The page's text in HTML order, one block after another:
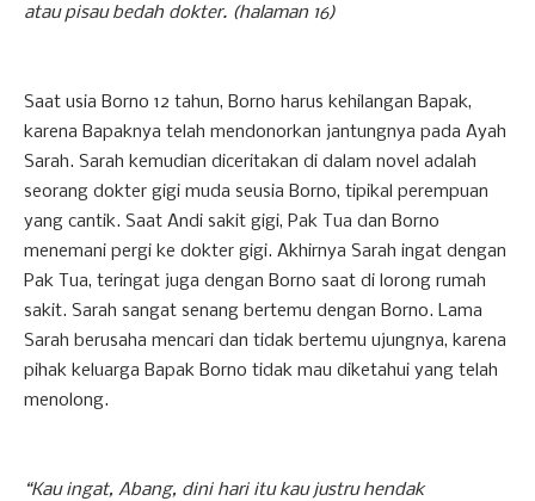
atau pisau bedah dokter. (halaman 16)
Saat usia Borno 12 tahun, Borno harus kehilangan Bapak,
karena Bapaknya telah mendonorkan jantungnya pada Ayah
Sarah. Sarah kemudian diceritakan di dalam novel adalah
seorang dokter gigi muda seusia Borno, tipikal perempuan
yang cantik. Saat Andi sakit gigi, Pak Tua dan Borno
menemani pergi ke dokter gigi. Akhirnya Sarah ingat dengan
Pak Tua, teringat juga dengan Borno saat di lorong rumah
sakit. Sarah sangat senang bertemu dengan Borno. Lama
Sarah berusaha mencari dan tidak bertemu ujungnya, karena
pihak keluarga Bapak Borno tidak mau diketahui yang telah
menolong.
“Kau ingat, Abang, dini hari itu kau justru hendak